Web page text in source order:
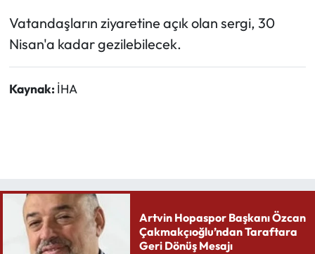
Vatandaşların ziyaretine açık olan sergi, 30
Nisan'a kadar gezilebilecek.
Kaynak: İHA
Artvin Hopaspor Başkanı Özcan
Çakmakçıoğlu’ndan Taraftara
Geri Dönüş Mesajı
Turizm
Teknoloji